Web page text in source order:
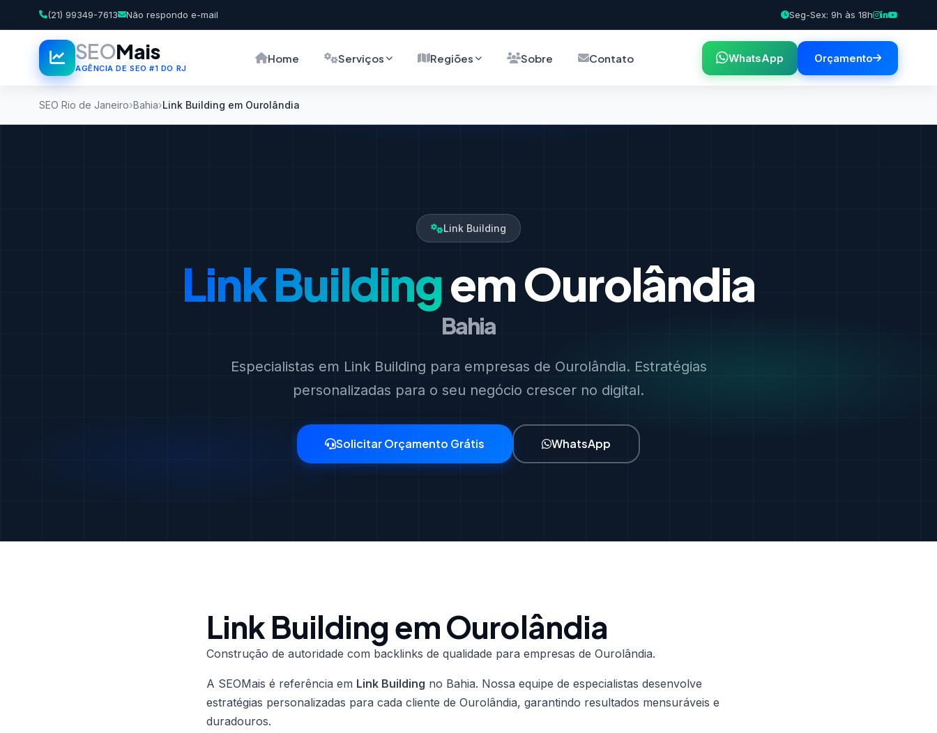
(21) 99349-7613 Não respondo e-mail Seg-Sex: 9h às 18h
SEOMais
AGÊNCIA DE SEO #1 DO RJ
Home Serviços Regiões Sobre Contato WhatsApp Orçamento
SEO Rio de Janeiro Bahia Link Building em Ourolândia
Link Building
Link Buildingem Ourolândia
Bahia
Especialistas em Link Building para empresas de Ourolândia. Estratégias
personalizadas para o seu negócio crescer no digital.
Solicitar Orçamento Grátis WhatsApp
Link Building em Ourolândia
Construção de autoridade com backlinks de qualidade para empresas de Ourolândia.
A SEOMais é referência em Link Building no Bahia. Nossa equipe de especialistas desenvolve
estratégias personalizadas para cada cliente de Ourolândia, garantindo resultados mensuráveis e
duradouros.